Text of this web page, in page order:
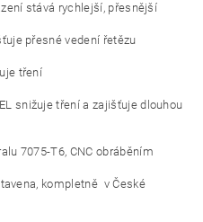
stává rychlejší, přesnější
přesné vedení řetězu
tření
snižuje tření a zajišťuje dlouhou
7075-T6, CNC obráběním
kompletně v České